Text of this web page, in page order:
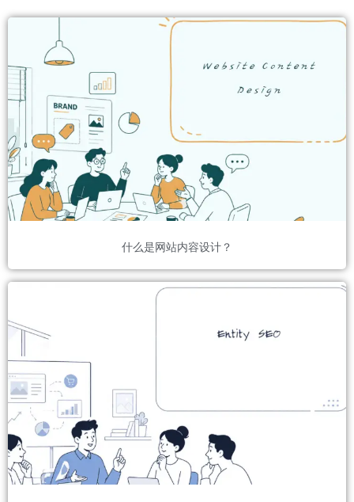
什么是网站内容设计？